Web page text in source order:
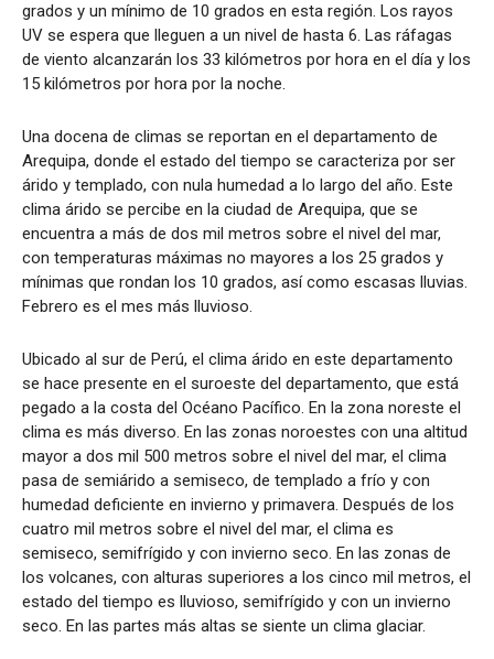
grados y un mínimo de 10 grados en esta región. Los rayos
UV se espera que lleguen a un nivel de hasta 6. Las ráfagas
de viento alcanzarán los 33 kilómetros por hora en el día y los
15 kilómetros por hora por la noche.
Una docena de climas se reportan en el departamento de
Arequipa, donde el estado del tiempo se caracteriza por ser
árido y templado, con nula humedad a lo largo del año. Este
clima árido se percibe en la ciudad de Arequipa, que se
encuentra a más de dos mil metros sobre el nivel del mar,
con temperaturas máximas no mayores a los 25 grados y
mínimas que rondan los 10 grados, así como escasas lluvias.
Febrero es el mes más lluvioso.
Ubicado al sur de Perú, el clima árido en este departamento
se hace presente en el suroeste del departamento, que está
pegado a la costa del Océano Pacífico. En la zona noreste el
clima es más diverso. En las zonas noroestes con una altitud
mayor a dos mil 500 metros sobre el nivel del mar, el clima
pasa de semiárido a semiseco, de templado a frío y con
humedad deficiente en invierno y primavera. Después de los
cuatro mil metros sobre el nivel del mar, el clima es
semiseco, semifrígido y con invierno seco. En las zonas de
los volcanes, con alturas superiores a los cinco mil metros, el
estado del tiempo es lluvioso, semifrígido y con un invierno
seco. En las partes más altas se siente un clima glaciar.